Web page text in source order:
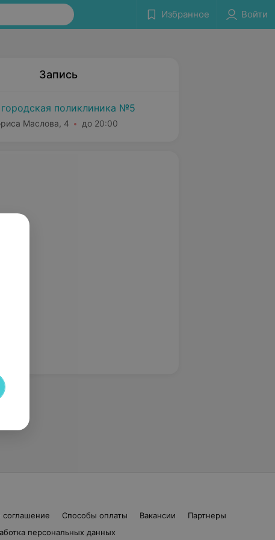
Избранное Войти
Запись
поликлиника №5
Маслова, 4 до 20:00
соглашение Способы оплаты Вакансии
Партнеры
персональных данных